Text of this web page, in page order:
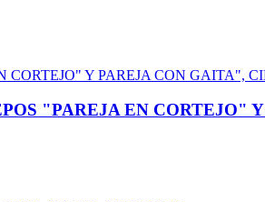
"PAREJA EN CORTEJO"